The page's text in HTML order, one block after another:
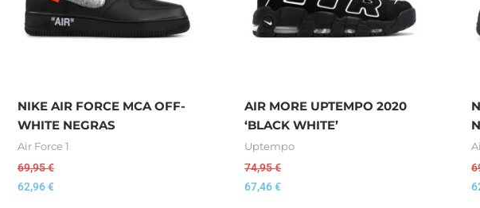
NIKE AIR FORCE MCA OFF-
WHITE NEGRAS
Air Force 1
69,95€
62,96€
AIR MORE UPTEMPO 2020
‘BLACK WHITE’
Uptempo
74,95€
67,46€